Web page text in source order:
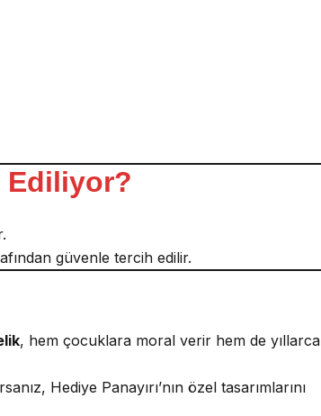
Ediliyor?
güvenle tercih edilir.
, hem çocuklara moral verir hem de yıllarca
Hediye Panayırı’nın özel tasarımlarını